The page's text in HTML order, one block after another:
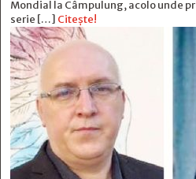
Mondial la Câmpulung, acolo unde
serie […] Citește!